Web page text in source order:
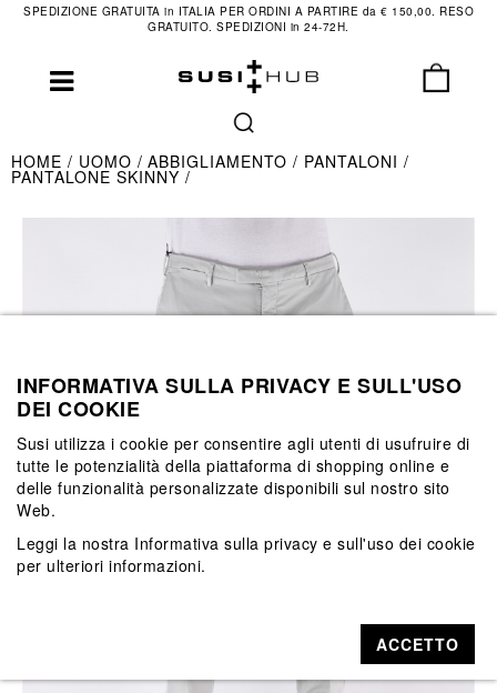
SPEDIZIONE GRATUITA in ITALIA PER ORDINI A PARTIRE da € 150,00. RESO
GRATUITO. SPEDIZIONI in 24-72H.
HOME UOMO ABBIGLIAMENTO PANTALONI
PANTALONE SKINNY
INFORMATIVA SULLA PRIVACY E SULL'USO
DEI COOKIE
Susi utilizza i cookie per consentire agli utenti di usufruire di
tutte le potenzialità della piattaforma di shopping online e
delle funzionalità personalizzate disponibili sul nostro sito
Web.
Leggi la nostra Informativa sulla privacy e sull'uso dei cookie
per ulteriori informazioni.
ACCETTO